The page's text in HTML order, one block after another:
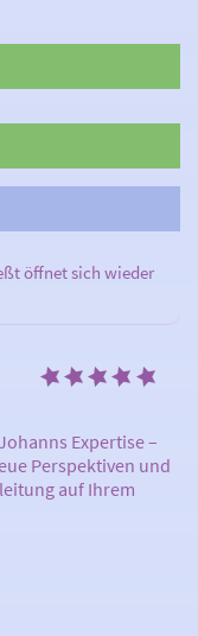
öffnet sich wieder
Expertise –
Perspektiven und
auf Ihrem